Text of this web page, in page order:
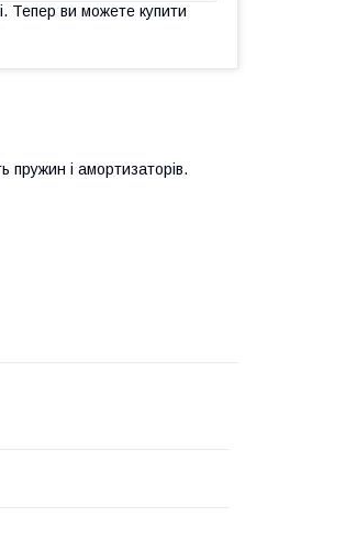
Тепер ви можете купити
пружин і амортизаторів.